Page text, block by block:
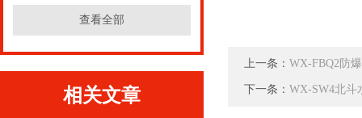
查看全部
相关文章
上一条： WX-FBQ2防
下一条： WX-SW4北斗